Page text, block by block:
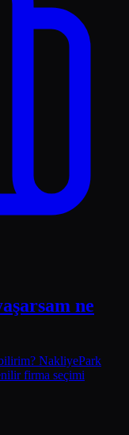
ne
NakliyePark
firma seçimi